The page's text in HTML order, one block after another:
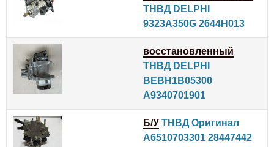
ТНВД DELPHI
9323A350G 2644H013
восстановленный
ТНВД DELPHI
BEBH1B05300
A9340701901
Б/У ТНВД Оригинал
A6510703301 28447442